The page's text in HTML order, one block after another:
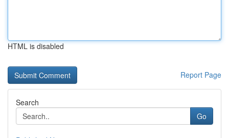
HTML is disabled
Report Page
Search
Go